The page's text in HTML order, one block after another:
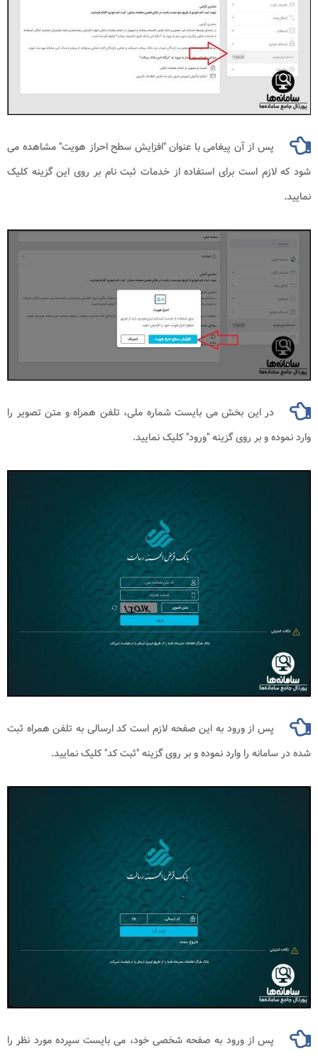
پس از آن پیغامی با عنوان "افزایش سطح احراز هویت" مشاهده می
شود که لازم است برای استفاده از خدمات ثبت نام بر روی این گزینه کلیک
نمایید.
در این بخش می بایست شماره ملی، تلفن همراه و متن تصویر را
وارد نموده و بر روی گزینه "ورود" کلیک نمایید.
پس از ورود به این صفحه لازم است کد ارسالی به تلفن همراه ثبت
شده در سامانه را وارد نموده و بر روی گزینه "ثبت کد" کلیک نمایید.
پس از ورود به صفحه شخصی خود، می بایست سپرده مورد نظر را